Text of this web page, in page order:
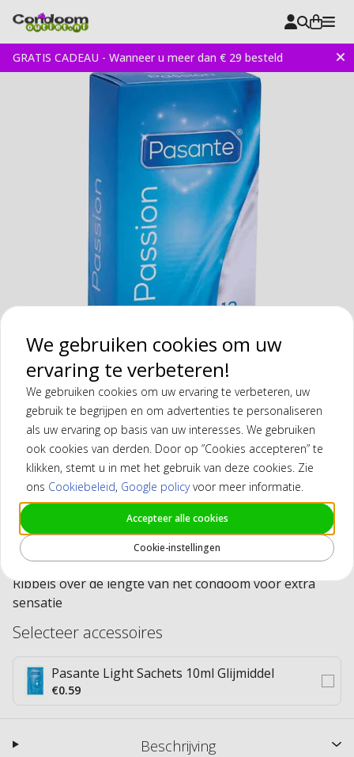
GRATIS CADEAU - Wanneer u meer dan € 29 besteld
Pasante Ribbed Passion 12 stuks
Condooms
Ribbels over de lengte van het condoom voor extra
sensatie
Selecteer accessoires
Pasante Light Sachets 10ml Glijmiddel
€0.59
Beschrijving
We gebruiken cookies om uw
ervaring te verbeteren!
We gebruiken cookies om uw ervaring te verbeteren, uw
gebruik te begrijpen en om advertenties te personaliseren
als uw ervaring op basis van uw interesses. We gebruiken
ook cookies van derden. Door op ”Cookies accepteren” te
klikken, stemt u in met het gebruik van deze cookies. Zie
ons Cookiebeleid, Google policyvoor meer informatie.
Accepteer alle cookies
Cookie-instellingen